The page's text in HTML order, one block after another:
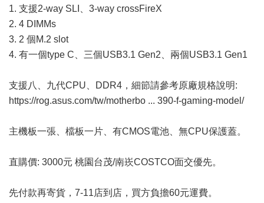
1. 支援2-way SLI、3-way crossFireX
2. 4 DIMMs
3. 2 個M.2 slot
4. 有一個type C、三個USB3.1 Gen2、兩個USB3.1 Gen1
支援八、九代CPU、DDR4，細節請參考原廠規格說明:
https://rog.asus.com/tw/motherbo ... 390-f-gaming-model/
主機板一張、檔板一片、有CMOS電池、無CPU保護蓋。
直購價: 3000元 桃園台茂/南崁COSTCO面交優先。
先付款再寄貨，7-11店到店，買方負擔60元運費。